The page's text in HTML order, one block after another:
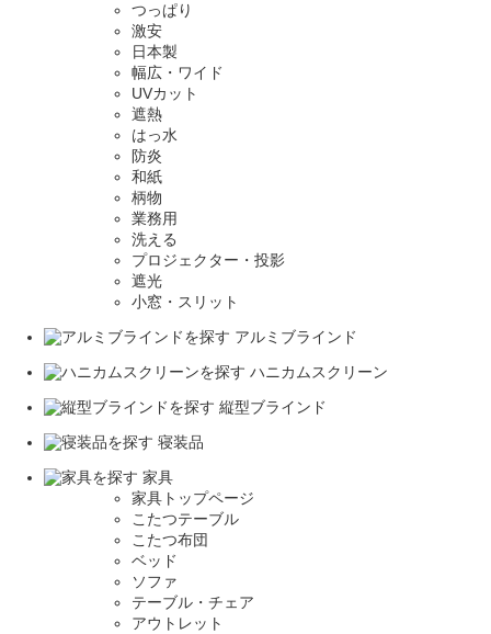
つっぱり
激安
日本製
幅広・ワイド
UVカット
遮熱
はっ水
防炎
和紙
柄物
業務用
洗える
プロジェクター・投影
遮光
小窓・スリット
アルミブラインド
ハニカムスクリーン
縦型ブラインド
寝装品
家具
家具トップページ
こたつテーブル
こたつ布団
ベッド
ソファ
テーブル・チェア
アウトレット